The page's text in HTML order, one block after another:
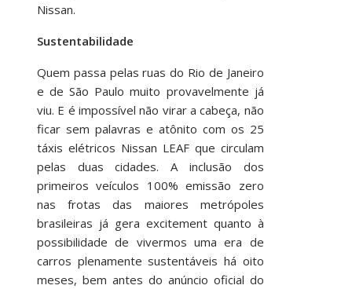
Nissan.
Sustentabilidade
Quem passa pelas ruas do Rio de Janeiro
e de São Paulo muito provavelmente já
viu. E é impossível não virar a cabeça, não
ficar sem palavras e atônito com os 25
táxis elétricos Nissan LEAF que circulam
pelas duas cidades. A inclusão dos
primeiros veículos 100% emissão zero
nas frotas das maiores metrópoles
brasileiras já gera excitement quanto à
possibilidade de vivermos uma era de
carros plenamente sustentáveis há oito
meses, bem antes do anúncio oficial do